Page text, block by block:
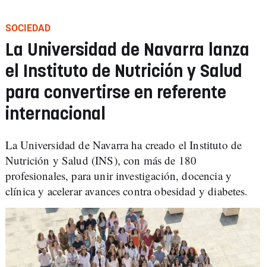
SOCIEDAD
La Universidad de Navarra lanza
el Instituto de Nutrición y Salud
para convertirse en referente
internacional
La Universidad de Navarra ha creado el Instituto de
Nutrición y Salud (INS), con más de 180
profesionales, para unir investigación, docencia y
clínica y acelerar avances contra obesidad y diabetes.